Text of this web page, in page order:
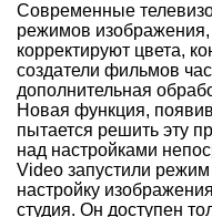
Современные
режимов изображения,
корректируют цвета,
создатели фильмов
дополнительная
Новая функция,
пытается решить эту
над настройками
Video запустили
настройку
студия. Он доступен